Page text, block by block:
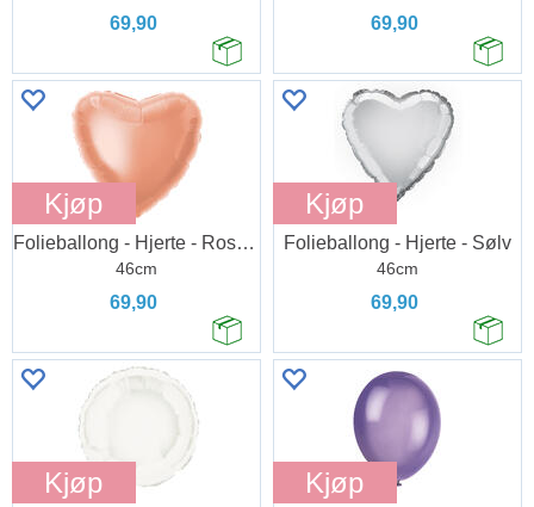
69,90 69,90
Kjøp
Folieballong - Hjerte - Rose Gold
46cm
69,90
Kjøp
Folieballong - Hjerte - Sølv
46cm
69,90
Kjøp Kjøp